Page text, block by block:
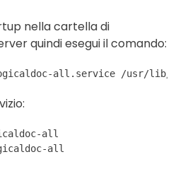
nella cartella di
quindi esegui il comando:
all.service /usr/lib/
all
all